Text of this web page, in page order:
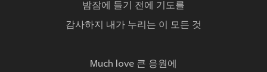
밤잠에 들기 전에 기도를
감사하지 내가 누리는 이 모든 것
Much love 큰 응원에